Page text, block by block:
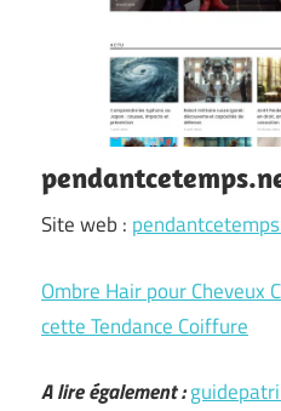
Site web :
Ombre Hair pour Cheveux
cette Tendance Coiffure
A lire également :